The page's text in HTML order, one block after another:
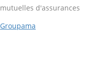
mutuelles d'assurances
Groupama